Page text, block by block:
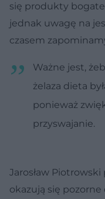
się produkty
jednak uwagę na
czasem
Ważne jest,
żelaza dieta
ponieważ
przyswajanie.
Jarosław
okazują się pozorne